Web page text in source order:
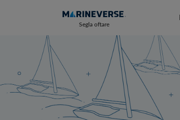
Segla oftare